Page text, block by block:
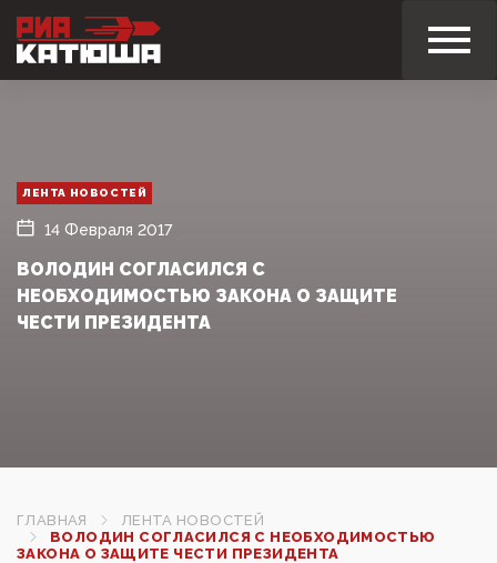
ЛЕНТА НОВОСТЕЙ
14 Февраля 2017
ВОЛОДИН СОГЛАСИЛСЯ С
НЕОБХОДИМОСТЬЮ ЗАКОНА О ЗАЩИТЕ
ЧЕСТИ ПРЕЗИДЕНТА‍
ГЛАВНАЯ
ЛЕНТА НОВОСТЕЙ
ВОЛОДИН СОГЛАСИЛСЯ С НЕОБХОДИМОСТЬЮ
ЗАКОНА О ЗАЩИТЕ ЧЕСТИ ПРЕЗИДЕНТА‍